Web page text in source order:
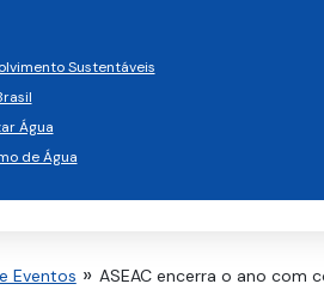
Sustentáveis
Água
de Água
Eventos ASEAC encerra o ano com